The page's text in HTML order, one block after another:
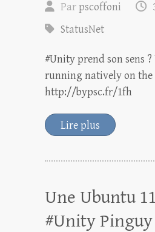
Par pscoffoni
StatusNet
#Unity prend son sens
running natively on the
http://bypsc.fr/1fh
Lire plus
Une Ubuntu
#Unity Pinguy